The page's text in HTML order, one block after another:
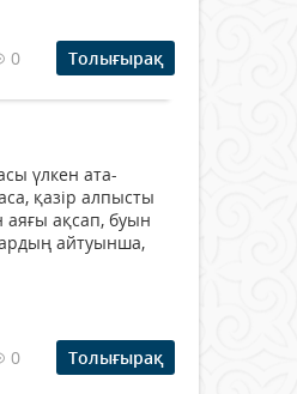
0 Толығырақ
үлкен ата-
қазір алпысты
аяғы ақсап, буын
айтуынша,
0 Толығырақ